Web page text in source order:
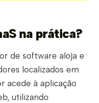
na prática?
de software aloja e
localizados em
acede à aplicação
utilizando